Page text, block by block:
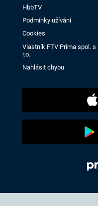
HbbTV
Podmínky užívání
Cookies
Vlastník FTV Prima spol. s
r.o.
Nahlásit chybu